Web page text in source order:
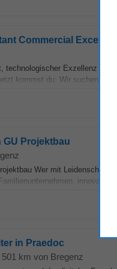
Commercial
technologischer Exzellenz und
kommst du: Wir suchen
Projektbau
Wer mit Leidenschaft
innovativer
in Praedoc
501 km von Bregenz